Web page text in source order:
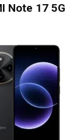
Note 17 5G